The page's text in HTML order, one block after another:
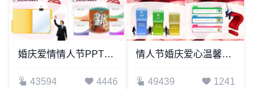
婚庆爱情情人节PPT模板(2)
43594 4446
情人节婚庆爱心温馨PPT模板
49439 1241